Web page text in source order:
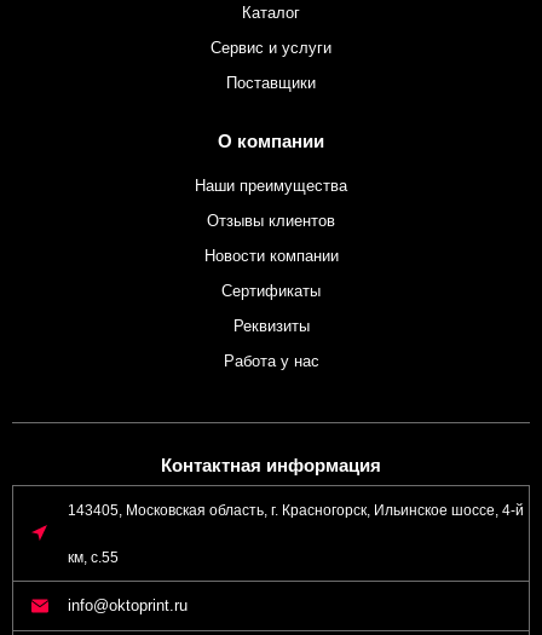
Каталог
Сервис и услуги
Поставщики
О компании
Наши преимущества
Отзывы клиентов
Новости компании
Сертификаты
Реквизиты
Работа у нас
Контактная информация
143405, Московская область, г. Красногорск, Ильинское шоссе, 4-й
км, с.55
info@oktoprint.ru